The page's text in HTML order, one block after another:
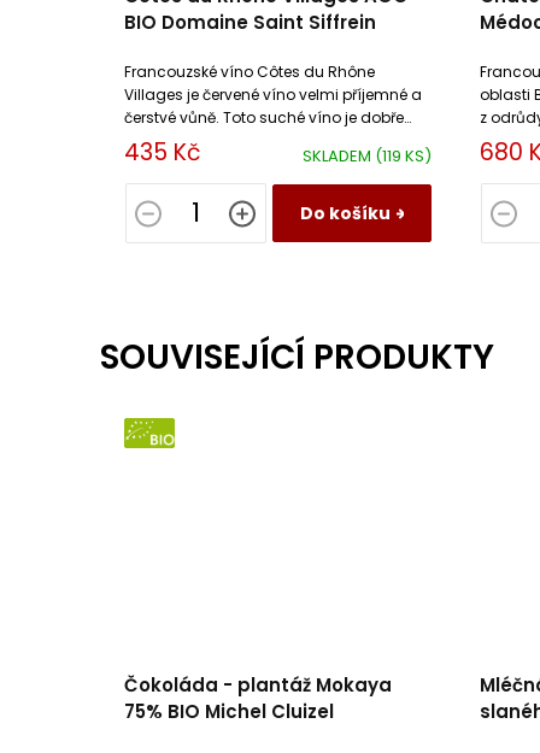
BIO Domaine Saint Siffrein
SKLADEM (119 KS)
435 Kč
Do košíku
Francouzské víno Côtes du Rhône
Villages je červené víno velmi příjemné a
čerstvé vůně. Toto suché víno je dobře
strukturované s výraznějšími tříslovinami.
680
oblasti
z
Petit
SOUVISEJÍCÍ PRODUKTY
Čokoláda - plantáž Mokaya
75% BIO Michel Cluizel